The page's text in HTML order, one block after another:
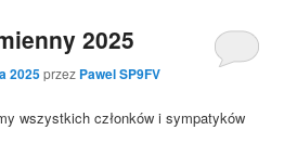
2025
2025przez Pawel SP9FV
wszystkich członków i sympatyków